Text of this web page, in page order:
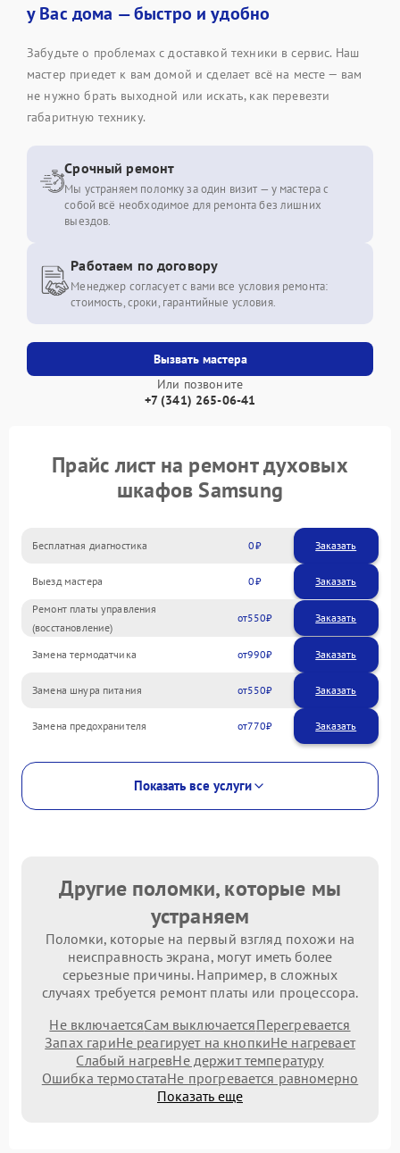
у Вас дома — быстро и удобно
Забудьте о проблемах с доставкой техники в сервис. Наш
мастер приедет к вам домой и сделает всё на месте — вам
не нужно брать выходной или искать, как перевезти
габаритную технику.
Вызвать мастера
Или позвоните
+7 (341) 265-06-41
Срочный ремонт
Мы устраняем поломку за один визит — у мастера с
собой всё необходимое для ремонта без лишних
выездов.
Работаем по договору
Менеджер согласует с вами все условия ремонта:
стоимость, сроки, гарантийные условия.
Прайс лист на ремонт духовых
шкафов Samsung
Бесплатная диагностика 0 Заказать
Выезд мастера 0 Заказать
Ремонт платы управления
(восстановление)
550
Замена термодатчика 990
Замена шнура питания 550
Замена предохранителя 770
Показать все услуги
Другие поломки, которые мы
устраняем
Поломки, которые на первый взгляд похожи на
неисправность экрана, могут иметь более
серьезные причины. Например, в сложных
случаях требуется ремонт платы или процессора.
Не включаетсяСам выключаетсяПерегревается
Запах гариНе реагирует на кнопкиНе нагревает
Слабый нагревНе держит температуру
Ошибка термостатаНе прогревается равномерно
Показать еще